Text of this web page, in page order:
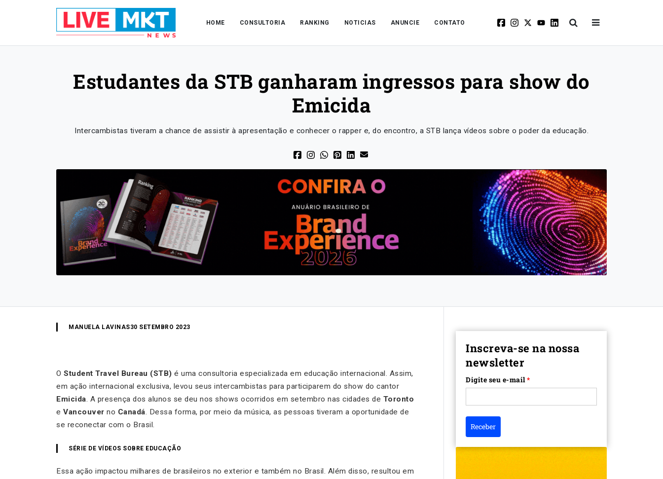
HOME CONSULTORIA RANKING NOTICIAS ANUNCIE CONTATO
Estudantes da STB ganharam ingressos para show do
Emicida
Intercambistas tiveram a chance de assistir à apresentação e conhecer o rapper e, do encontro, a STB lança vídeos sobre o poder da educação.
MANUELA LAVINAS30 SETEMBRO 2023
O Student Travel Bureau (STB) é uma consultoria especializada em educação internacional. Assim,
em ação internacional exclusiva, levou seus intercambistas para participarem do show do cantor
Emicida. A presença dos alunos se deu nos shows ocorridos em setembro nas cidades de Toronto
e Vancouver no Canadá. Dessa forma, por meio da música, as pessoas tiveram a oportunidade de
se reconectar com o Brasil.
SÉRIE DE VÍDEOS SOBRE EDUCAÇÃO
Essa ação impactou milhares de brasileiros no exterior e também no Brasil. Além disso, resultou em
Inscreva-se na nossa
newsletter
Digite seu e-mail*
Receber